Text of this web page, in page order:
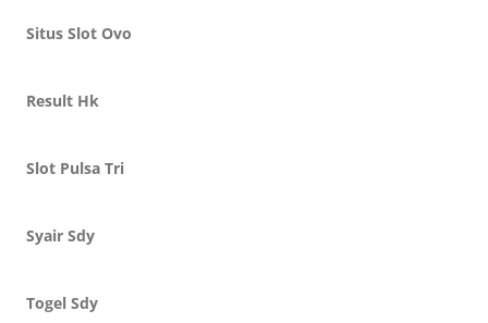
Situs Slot Ovo
Result Hk
Slot Pulsa Tri
Syair Sdy
Togel Sdy